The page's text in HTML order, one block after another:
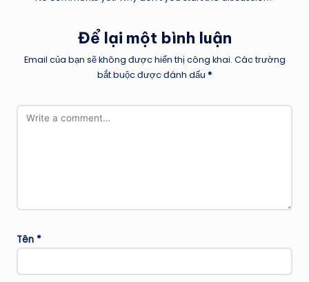
Để lại một bình luận
Email của bạn sẽ không được hiển thị công khai. Các trường
bắt buộc được đánh dấu *
Tên *